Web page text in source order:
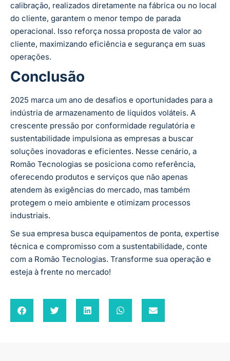
calibração, realizados diretamente na fábrica ou no local
do cliente, garantem o menor tempo de parada
operacional. Isso reforça nossa proposta de valor ao
cliente, maximizando eficiência e segurança em suas
operações.
Conclusão
2025 marca um ano de desafios e oportunidades para a
indústria de armazenamento de líquidos voláteis. A
crescente pressão por conformidade regulatória e
sustentabilidade impulsiona as empresas a buscar
soluções inovadoras e eficientes. Nesse cenário, a
Romão Tecnologias se posiciona como referência,
oferecendo produtos e serviços que não apenas
atendem às exigências do mercado, mas também
protegem o meio ambiente e otimizam processos
industriais.
Se sua empresa busca equipamentos de ponta, expertise
técnica e compromisso com a sustentabilidade, conte
com a Romão Tecnologias. Transforme sua operação e
esteja à frente no mercado!